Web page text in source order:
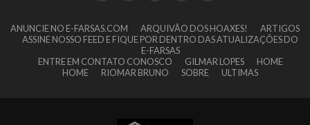
ANUNCIE NO E-FARSAS.COM ARQUIVÃO DOS HOAXES!
ARTIGOS
ASSINE NOSSO FEED E FIQUE POR DENTRO DAS ATUALIZAÇÕES DO
E-FARSAS
ENTRE EM CONTATO CONOSCO
GILMAR LOPES
HOME
HOME
RIOMAR BRUNO SOBRE ULTIMAS